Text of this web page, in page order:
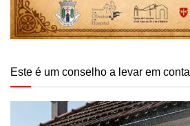
Este é um conselho a levar em conta